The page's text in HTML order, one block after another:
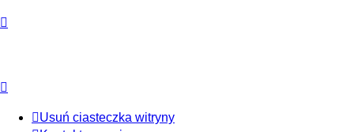
Usuń ciasteczka witryny